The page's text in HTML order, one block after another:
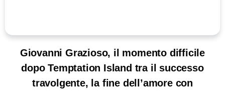
Giovanni Grazioso, il momento difficile
dopo Temptation Island tra il successo
travolgente, la fine dell’amore con